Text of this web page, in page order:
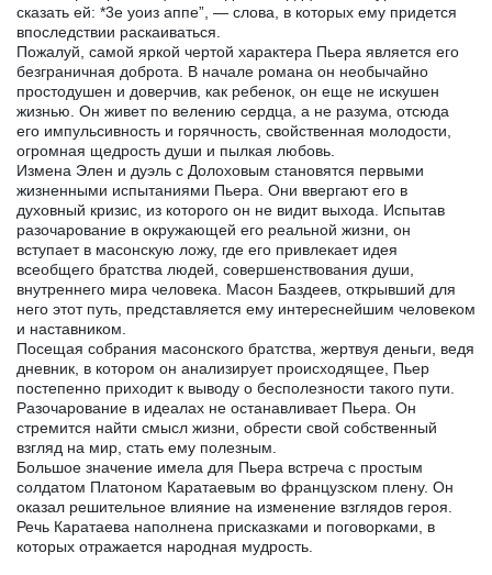
сказать ей: *3е уоиз аппе”, — слова, в которых ему придется
впоследствии раскаиваться.
Пожалуй, самой яркой чертой характера Пьера является его
безграничная доброта. В начале романа он необычайно
простодушен и доверчив, как ребенок, он еще не искушен
жизнью. Он живет по велению сердца, а не разума, отсюда
его импульсивность и горячность, свойственная молодости,
огромная щедрость души и пылкая любовь.
Измена Элен и дуэль с Долоховым становятся первыми
жизненными испытаниями Пьера. Они ввергают его в
духовный кризис, из которого он не видит выхода. Испытав
разочарование в окружающей его реальной жизни, он
вступает в масонскую ложу, где его привлекает идея
всеобщего братства людей, совершенствования души,
внутреннего мира человека. Масон Баздеев, открывший для
него этот путь, представляется ему интереснейшим человеком
и наставником.
Посещая собрания масонского братства, жертвуя деньги, ведя
дневник, в котором он анализирует происходящее, Пьер
постепенно приходит к выводу о бесполезности такого пути.
Разочарование в идеалах не останавливает Пьера. Он
стремится найти смысл жизни, обрести свой собственный
взгляд на мир, стать ему полезным.
Большое значение имела для Пьера встреча с простым
солдатом Платоном Каратаевым во французском плену. Он
оказал решительное влияние на изменение взглядов героя.
Речь Каратаева наполнена присказками и поговорками, в
которых отражается народная мудрость.